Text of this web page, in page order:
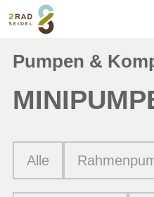
Pumpen &
Alle